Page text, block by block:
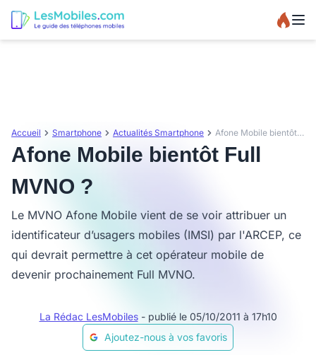
Accueil Smartphone Actualités Smartphone Afone Mobile bientôt Full MVNO ?
Afone Mobile bientôt Full
MVNO ?
Le MVNO Afone Mobile vient de se voir attribuer un
identificateur d’usagers mobiles (IMSI) par l'ARCEP, ce
qui devrait permettre à cet opérateur mobile de
devenir prochainement Full MVNO.
La Rédac LesMobiles - publié le 05/10/2011 à 17h10
Ajoutez-nous à vos favoris